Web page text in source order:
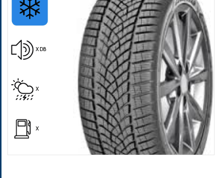
X DB
X
X